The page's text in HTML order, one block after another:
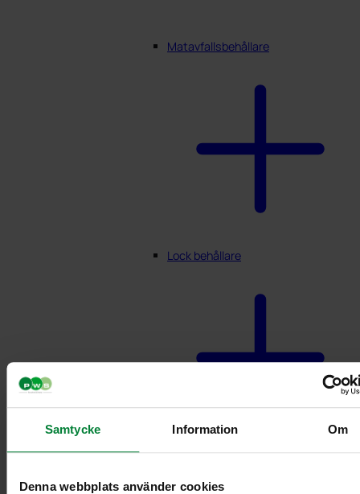
Samtycke Information Om
Denna webbplats använder cookies
Matavfallsbehållare
Lock behållare